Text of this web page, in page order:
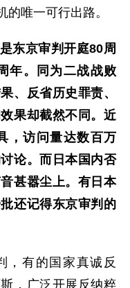
唯一可行出路。
东京审判开庭80周
年。同为二战战败
、反省历史罪责、
果却截然不同。近
，访问量达数百万
论。而日本国内否
甚嚣尘上。有日本
还记得东京审判的
，有的国家真诚反
，广泛开展反纳粹